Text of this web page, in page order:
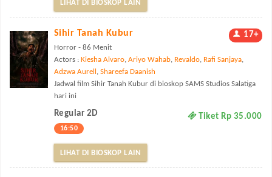
LIHAT DI BIOSKOP LAIN
Sihir Tanah Kubur 17+
Horror - 86 Menit
Actors : Kiesha Alvaro, Ariyo Wahab, Revaldo, Rafi Sanjaya,
Adzwa Aurell , Shareefa Daanish
Jadwal film Sihir Tanah Kubur di bioskop SAMS Studios Salatiga
hari ini
Regular 2D Tiket Rp 35.000
16:50
LIHAT DI BIOSKOP LAIN